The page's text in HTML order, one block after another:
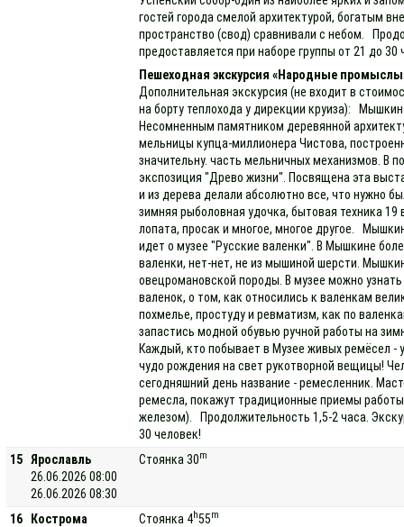
гостей города смелой архитектурой, богатым
пространство (свод) сравнивали с небом.
предоставляется при наборе группы от 21 до 30
Пешеходная экскурсия «Народные
Дополнительная экскурсия (не входит в
на борту теплохода у дирекции круиза):
Несомненным памятником деревянной
мельницы купца-миллионера Чистова,
значительну. часть мельничных механизмов. В
экспозиция "Древо жизни". Посвящена эта
и из дерева делали абсолютно все, что нужно
зимняя рыболовная удочка, бытовая техника
лопата, просак и многое, многое другое.
идет о музее "Русские валенки". В Мышкине
валенки, нет-нет, не из мышиной шерсти.
овецромановской породы. В музее можно
валенок, о том, как относились к валенкам
похмелье, простуду и ревматизм, как по
запастись модной обувью ручной работы на
Каждый, кто побывает в Музее живых ремёсел -
чудо рождения на свет рукотворной вещицы!
сегодняшний день название - ремесленник.
ремесла, покажут традиционные приемы
железом). Продолжительность 1,5-2 часа.
30 человек!
15
Ярославль
26.06.2026 08:00
26.06.2026 08:30
Стоянка 30m
16
Кострома
Стоянка 4h55m